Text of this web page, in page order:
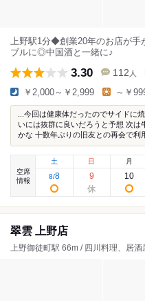
上野駅1分◆創業20年のお店が手
ブルに◎中国酒と一緒に♪
3.30 112 人
￥2,000～￥2,999 ～￥
...今回は健康体だったのでサイドに
いには抜群に良いだろうと予想 次は
かな 十数年ぶりの旧友との再会で利
空席
情報
土
8/8
日
9
月
10
翠雲 上野店
上野御徒町駅 66m / 四川料理、居酒